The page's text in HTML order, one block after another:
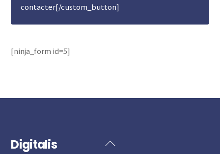
contacter[/custom_button]
[ninja_form id=5]
Back
Digitalis